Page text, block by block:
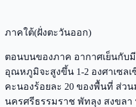
ภาคใต้(ฝั่งตะวันออก)
ตอนบนของภาค อากาศเย็นกับ
อุณหภูมิจะสูงขึ้น 1-2 องศาเซล
คะนองร้อยละ 20 ของพื้นที่ ส่ว
นครศรีธรรมราช พัทลุง สงขล